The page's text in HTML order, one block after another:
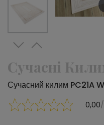
Сучасні
Сучасний килим PC21A
0,00